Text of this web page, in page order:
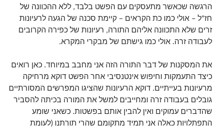
הרגשה שכאשר מתעסקים עם הפשט בלבד, ללא ההכוונה של
חז"ל – אולי כמו כת הקראים – קיימת סכנה של הגעה לרעיונות
זרים שלא התכוונה אליהם התורה, רעיונות של כפירה הקרובים
לעבודה זרה. אולי כמו גישתם של מבקרי המקרא.
את המסקנות של דבר התורה הזה אני מחבב במיוחד. כאן רואים
כיצד התעמקות וחיפוש אינטנסיבי אחר הפשט דוקא מרחיקה
מרעיונות בעייתיים. דוקא הרעיונות שהציגו המפרשים המסורתיים
גובלים בעבודה זרה ומחייבים למשל את המורה בכיתה להסביר
שהדברים עמוקים ואין להבין אותם בפשטות. כשאני שומע
התפתלויות כאלה אני תמיד מתקומם שהרי תורתנו (לעומת